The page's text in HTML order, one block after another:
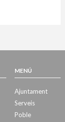
MENÚ
Ajuntament
Serveis
Poble